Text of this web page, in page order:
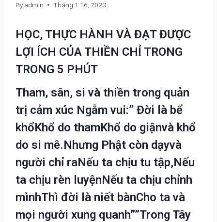
By admin Tháng 1 16, 2023
HỌC, THỰC HÀNH VÀ ĐẠT ĐƯỢC
LỢI ÍCH CỦA THIỀN CHỈ TRONG
TRONG 5 PHÚT
Tham, sân, si và thiền trong quản
trị cảm xúc Ngẫm vui:” Đời là bể
khổKhổ do thamKhổ do giậnvà khổ
do si mê.Nhưng Phật còn dạyvà
người chỉ raNếu ta chịu tu tập,Nếu
ta chịu rèn luyệnNếu ta chịu chỉnh
mìnhThì đời là niết bànCho ta và
mọi người xung quanh””Trong Tây